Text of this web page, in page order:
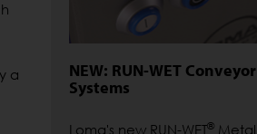
a
NEW: RUN-WET Conveyor
Systems
Loma's new RUN-WET®Metal